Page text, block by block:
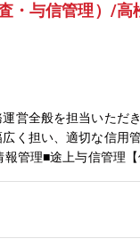
・与信管理）/高
営全般を担当いた
く担い、適切な信
管理■途上与信管理
ーーーーーーーー
いクレジット業務
経験を積み重ねる